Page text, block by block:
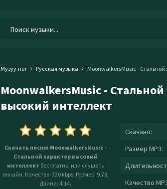
Музуу.нет Русская музыка MoonwalkersMusic - Стальной
MoonwalkersMusic - Стальной
высокий интеллект
Скачать песню MoonwalkersMusic -
Стальной характер высокий
интеллект бесплатно, или слушать
онлайн. Качество: 320 kbps, Размер: 9.78,
Длина: 4:14.
Скачано:
Размер MP3:
Качество